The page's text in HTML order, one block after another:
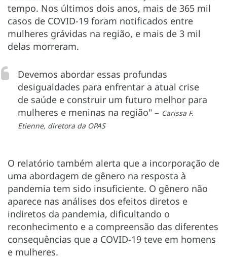
tempo. Nos últimos dois anos, mais de 365 mil
casos de COVID-19 foram notificados entre
mulheres grávidas na região, e mais de 3 mil
delas morreram.
Devemos abordar essas profundas
desigualdades para enfrentar a atual crise
de saúde e construir um futuro melhor para
mulheres e meninas na região" – Carissa F.
Etienne, diretora da OPAS
O relatório também alerta que a incorporação de
uma abordagem de gênero na resposta à
pandemia tem sido insuficiente. O gênero não
aparece nas análises dos efeitos diretos e
indiretos da pandemia, dificultando o
reconhecimento e a compreensão das diferentes
consequências que a COVID-19 teve em homens
e mulheres.